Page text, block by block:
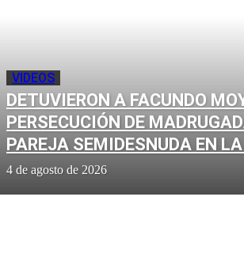
VIDEOS
DETUVIERON A FACUNDO
PERSECUCIÓN DE
PAREJA SEMIDESNUDA EN
4 de agosto de 2026